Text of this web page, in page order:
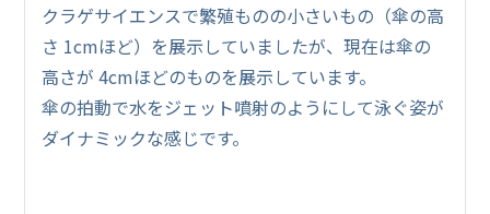
クラゲサイエンスで繁殖ものの小さいもの（傘の高
さ 1cmほど）を展示していましたが、現在は傘の
高さが 4cmほどのものを展示しています。
傘の拍動で水をジェット噴射のようにして泳ぐ姿が
ダイナミックな感じです。